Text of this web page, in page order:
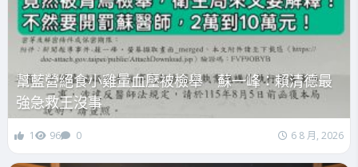
幫藍營絕食小雞量血壓被檢舉 蘇一峰：賴清德最
強急救王沒事
1 96 0 6 8 月, 2026